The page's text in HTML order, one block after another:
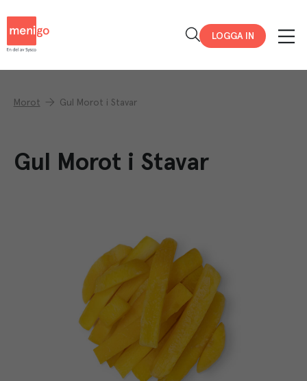
LOGGA IN
Morot Gul Morot i Stavar
Gul Morot i Stavar